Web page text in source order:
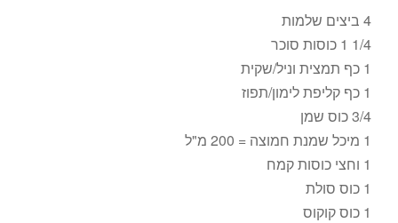
4 ביצים שלמות
1/4 1 כוסות סוכר
1 כף תמצית וניל/שקית
1 כף קליפת לימון/תפוז
3/4 כוס שמן
1 מיכל שמנת חמוצה = 200 מ"ל
1 וחצי כוסות קמח
1 כוס סולת
1 כוס קוקוס